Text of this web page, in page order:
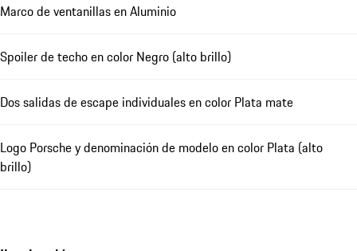
Marco de ventanillas en Aluminio
Spoiler de techo en color Negro (alto brillo)
Dos salidas de escape individuales en color Plata mate
Logo Porsche y denominación de modelo en color Plata (alto
brillo)